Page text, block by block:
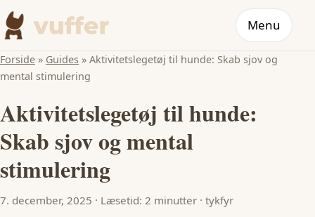
Menu
Forside » Guides » Aktivitetslegetøj til hunde: Skab sjov og
mental stimulering
Aktivitetslegetøj til hunde:
Skab sjov og mental
stimulering
7. december, 2025 · Læsetid: 2 minutter · tykfyr